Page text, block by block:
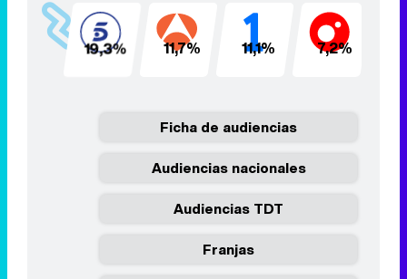
19,3% 11,7% 11,1% 7,2%
Ficha de audiencias
Audiencias nacionales
Audiencias TDT
Franjas